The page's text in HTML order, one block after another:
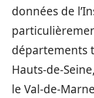
données de
départements
Hauts-de-
le Val-de-